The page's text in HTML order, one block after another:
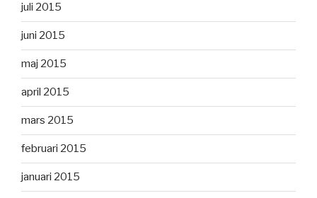
juli 2015
juni 2015
maj 2015
april 2015
mars 2015
februari 2015
januari 2015